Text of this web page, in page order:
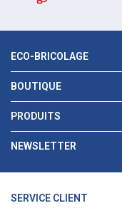
ECO-BRICOLAGE
BOUTIQUE
PRODUITS
NEWSLETTER
SERVICE CLIENT